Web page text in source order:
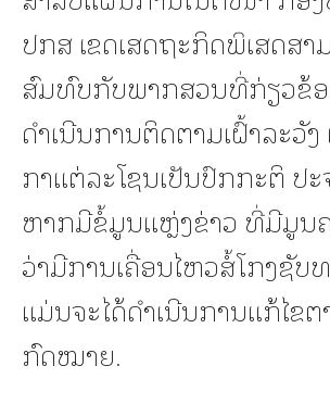
ປກສ ເຂດເສດຖະກິດພິເສດສ
ສົມທົບກັບພາກສວນທີ່ກ່ຽວຂ້
ດຳເນີນການຕິດຕາມເຝົ້າລະວັ
ກາແຕ່ລະໂຊນເປັນປົກກະຕິ ປ
ຫາກມີຂໍ້ມູນແຫຼ່ງຂ່າວ ທີ່ມີມູນ
ວ່າມີການເຄື່ອນໄຫວສໍ້ໂກງຊັບ
ແມ່ນຈະໄດ້ດຳເນີນການແກ້ໄຂ
ກົດໝາຍ.